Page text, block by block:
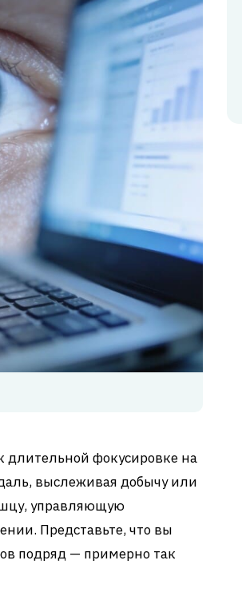
длительной фокусировке на
выслеживая добычу или
управляющую
Представьте, что вы
подряд — примерно так